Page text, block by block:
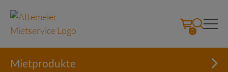
0
Mietprodukte